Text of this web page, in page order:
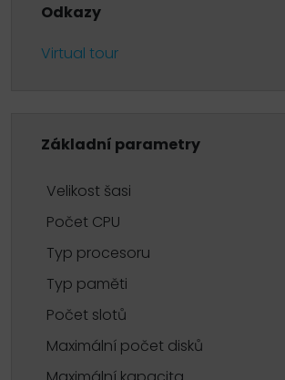
Odkazy
Virtual tour
Základní parametry
Velikost šasi
Počet CPU
Typ procesoru
Typ paměti
Počet slotů
Maximální počet disků